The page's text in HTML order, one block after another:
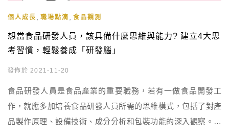
個人成長 , 職場點滴 , 食品觀測
想當食品研發人員，該具備什麼思維與能力? 建立4大思
考習慣，輕鬆養成「研發腦」
發佈於 2021-11-20
食品研發人員是食品產業的重要職務，若有一做食品開發工
作，就應多加培養食品研發人員所需的思維模式，包括了對產
品製作原理、設備技術、成分分析和包裝功能的深入觀察。研